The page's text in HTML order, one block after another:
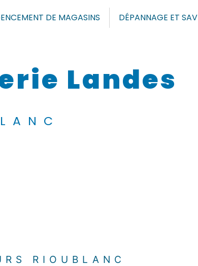
DE MAGASINS DÉPANNAGE ET SAV
Landes
RIOUBLANC